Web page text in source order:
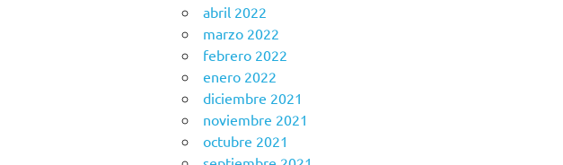
abril 2022
marzo 2022
febrero 2022
enero 2022
diciembre 2021
noviembre 2021
octubre 2021